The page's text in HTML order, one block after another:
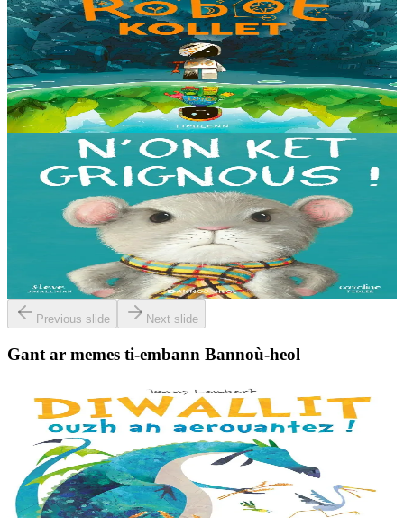
Ar Robot kollet
E kreiz-kreiz un toull-lastez... ez eus ur robotig torret o tihuniñ. N’en
deus ket soñj eus pelec’h eo deuet nag abaoe pegeit emañ aze, met
gouzout a ra n’eo...
Er stok14,00 €
3 bloaz hag ouzhpenn
Bannoù-heol
N'on ket grignous !
E penn ar c’hoad ez eus ul logodenn vihan o chom. Brudet eo
Logodennig evit bezañ grignousañ ha teodekañ logodenn ar vro. Un
deiz en em gav gant ur broc’hig...
Er stok13,00 €
Previous slide Next slide
Gant ar memes ti-embann Bannoù-heol
Bannoù-heol
Diwallit ouzh an aerouantez !
Dreistordinal eo ti nevez Eflammez. Bleunioù zo, geot flour hag
amezeien plijus-tre. Sur eo ?... - N’out ket evit chom amañ ! a huch
al loened all dezhi. Ha...